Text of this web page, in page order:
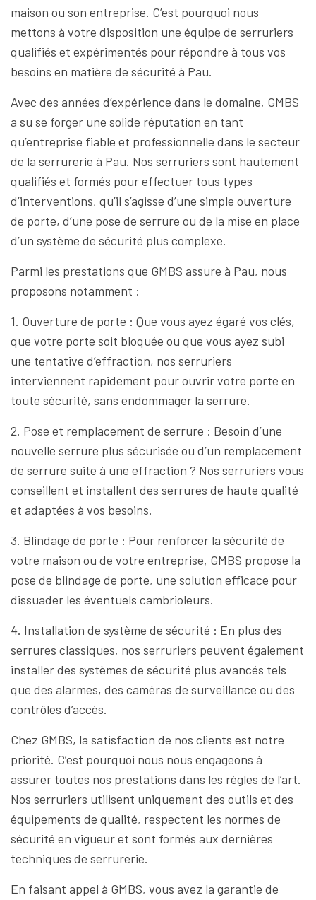
maison ou son entreprise. C’est pourquoi nous
mettons à votre disposition une équipe de serruriers
qualifiés et expérimentés pour répondre à tous vos
besoins en matière de sécurité à Pau.
Avec des années d’expérience dans le domaine, GMBS
a su se forger une solide réputation en tant
qu’entreprise fiable et professionnelle dans le secteur
de la serrurerie à Pau. Nos serruriers sont hautement
qualifiés et formés pour effectuer tous types
d’interventions, qu’il s’agisse d’une simple ouverture
de porte, d’une pose de serrure ou de la mise en place
d’un système de sécurité plus complexe.
Parmi les prestations que GMBS assure à Pau, nous
proposons notamment :
1. Ouverture de porte : Que vous ayez égaré vos clés,
que votre porte soit bloquée ou que vous ayez subi
une tentative d’effraction, nos serruriers
interviennent rapidement pour ouvrir votre porte en
toute sécurité, sans endommager la serrure.
2. Pose et remplacement de serrure : Besoin d’une
nouvelle serrure plus sécurisée ou d’un remplacement
de serrure suite à une effraction ? Nos serruriers vous
conseillent et installent des serrures de haute qualité
et adaptées à vos besoins.
3. Blindage de porte : Pour renforcer la sécurité de
votre maison ou de votre entreprise, GMBS propose la
pose de blindage de porte, une solution efficace pour
dissuader les éventuels cambrioleurs.
4. Installation de système de sécurité : En plus des
serrures classiques, nos serruriers peuvent également
installer des systèmes de sécurité plus avancés tels
que des alarmes, des caméras de surveillance ou des
contrôles d’accès.
Chez GMBS, la satisfaction de nos clients est notre
priorité. C’est pourquoi nous nous engageons à
assurer toutes nos prestations dans les règles de l’art.
Nos serruriers utilisent uniquement des outils et des
équipements de qualité, respectent les normes de
sécurité en vigueur et sont formés aux dernières
techniques de serrurerie.
En faisant appel à GMBS, vous avez la garantie de